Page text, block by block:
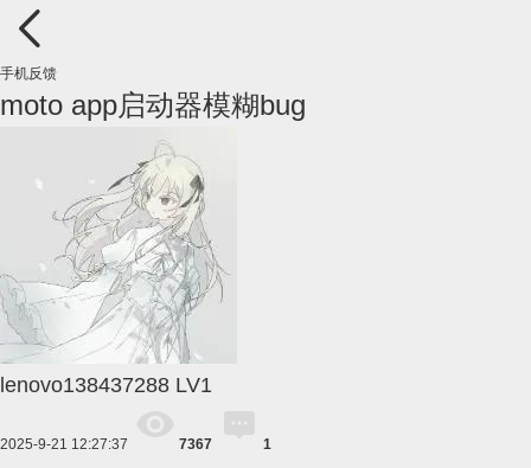
手机反馈
moto app启动器模糊bug
lenovo138437288 LV1
2025-9-21 12:27:37 7367 1